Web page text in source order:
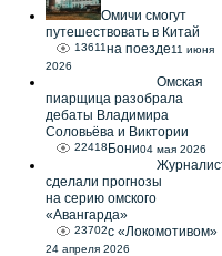
Омичи смогут
путешествовать в Китай
на поезде
13611
11 июня
2026
Омская
пиарщица разобрала
дебаты Владимира
Соловьёва и Виктории
Бони
22418 04 мая 2026
сделали прогнозы
на серию омского
«Авангарда»
с «Локомотивом»
23702
24 апреля 2026